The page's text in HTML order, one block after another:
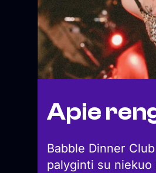
Apie
Babble Dinner
palyginti su niekuo